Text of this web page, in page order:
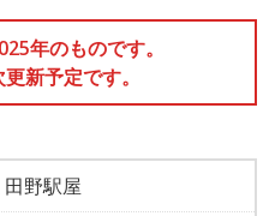
年のものです。
新予定です。
野駅屋